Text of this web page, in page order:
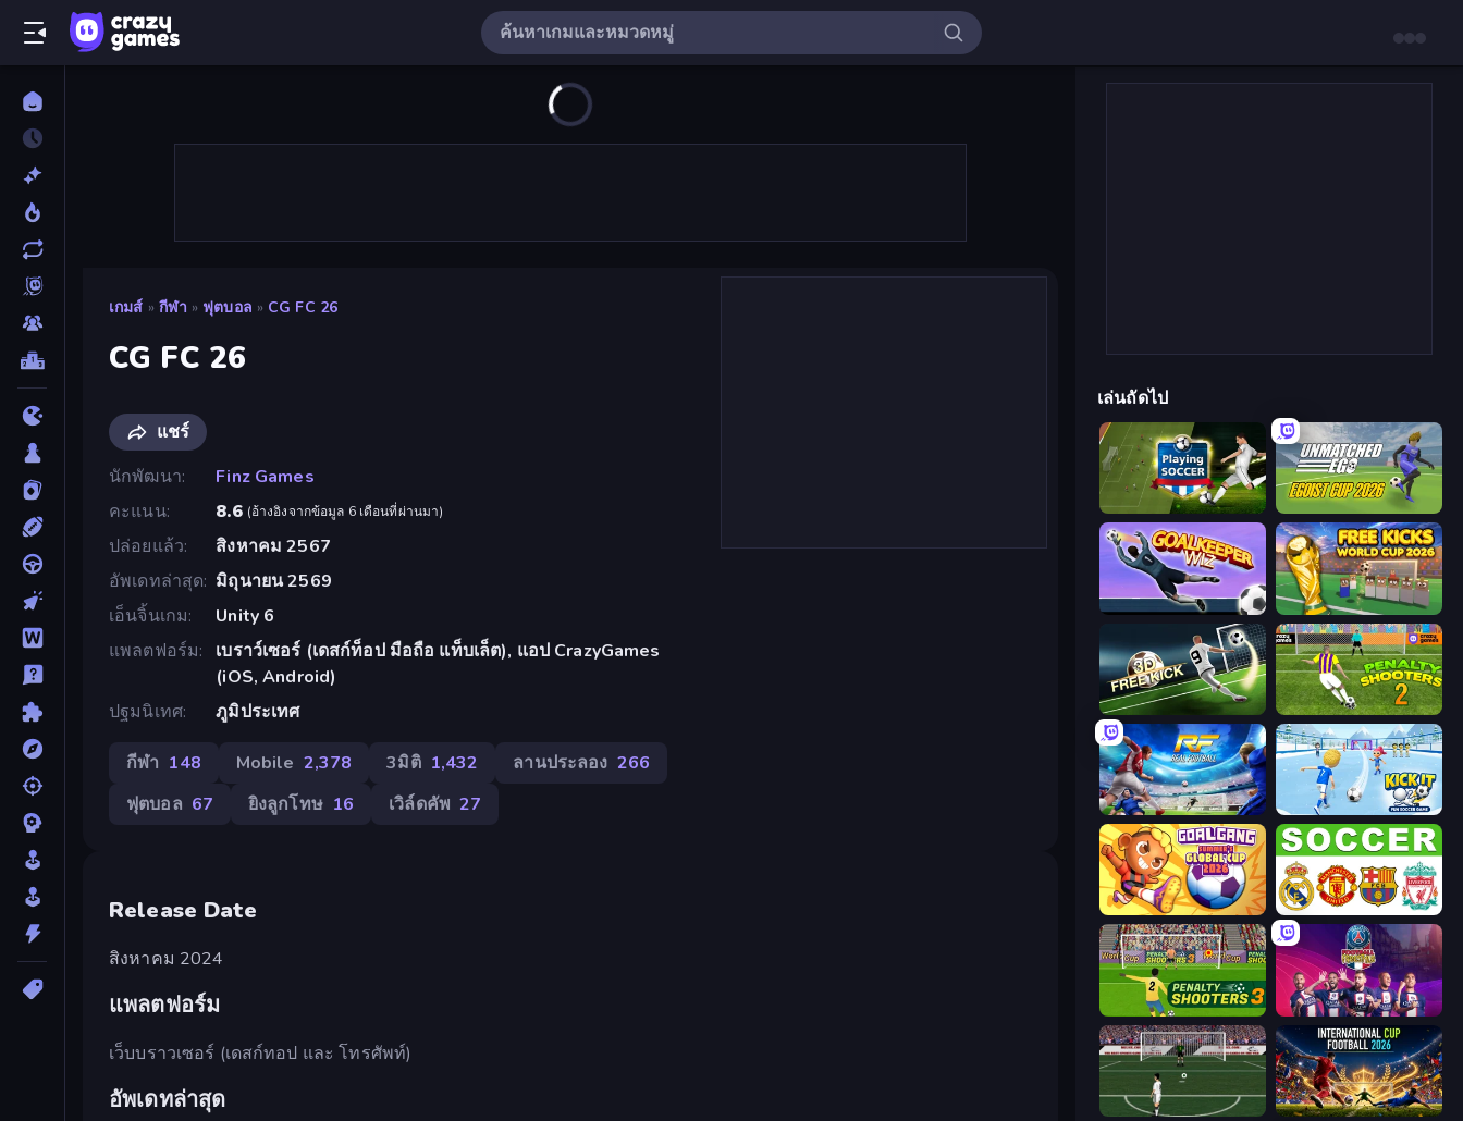
เกมส์ » กีฬา » ฟุตบอล » CG FC 26
CG FC 26
แชร์
นักพัฒนา
Finz Games
คะแนน
8.6 (อ้างอิงจากข้อมูล 6 เดือนที่ผ่านมา)
ปล่อยแล้ว
สิงหาคม 2567
อัพเดทล่าสุด มิถุนายน 2569
เอ็นจิ้นเกม
Unity 6
แพลตฟอร์ม
เบราว์เซอร์ (เดสก์ท็อป มือถือ แท็บเล็ต), แอป CrazyGames
(iOS, Android)
ปฐมนิเทศ
ภูมิประเทศ
กีฬา 148 Mobile 2,378 3มิติ 1,432 ลานประลอง 266
ฟุตบอล 67 ยิงลูกโทษ 16 เวิล์ดคัพ 27
Release Date
สิงหาคม 2024
แพลตฟอร์ม
เว็บบราวเซอร์ (เดสก์ทอป และ โทรศัพท์)
อัพเดทล่าสุด
เล่นถัดไป
Playing Soccer
Goalkeeper Wiz Free Kicks World Cup 2026
Free Kick Classic (3D Free Kick) Penalty Shooters 2
Real Football Kick It – Fun Soccer Game
Goal Gang European Football Quiz
Penalty Shooters 3 PSG Soccer Freestyle
Bicycle Kick Champ International Cup Football 2026